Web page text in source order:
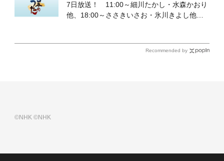
7日放送！ 11:00～細川たかし・水森かおり
他、18:00～ささきいさお・氷川きよし他登
Recommended by
©NHK©NHK